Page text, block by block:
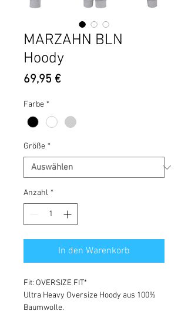
MARZAHN BLN
Hoody
69,95 €Preis
Farbe *
Größe *
Anzahl *
In den Warenkorb
Fit: OVERSIZE FIT*
Ultra Heavy Oversize Hoody aus 100%
Baumwolle.